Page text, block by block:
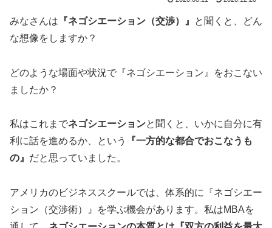
みなさんは 『ネゴシエーション（交渉）』
と聞くと、どん
な想像をしますか？
どのような場面や状況で『ネゴシエーション』をおこない
ましたか？
私はこれまでネゴシエーションと聞くと、いかに自分に有
利に話を進めるか、という
『一方的な都合でおこなうも
の』 だと思っていました。
アメリカのビジネススクールでは、体系的に『ネゴシエー
ション（交渉術）』を学ぶ機会があります。私はMBAを